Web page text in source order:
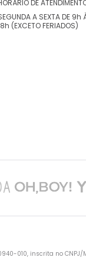
DE
A SEXTA DE 9h
(EXCETO FERIADOS)
010, inscrita no